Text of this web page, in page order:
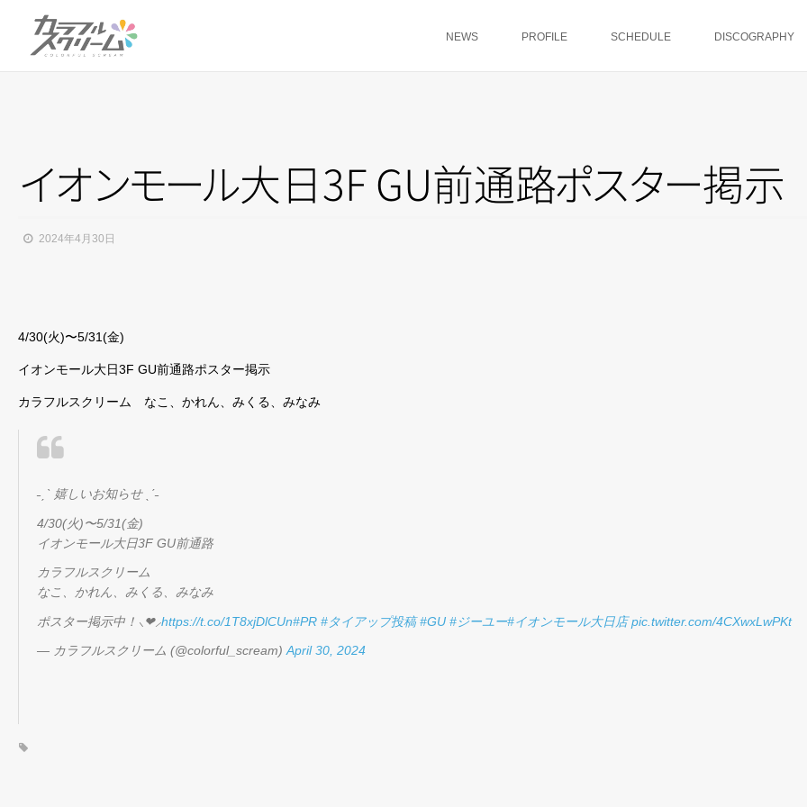
NEWS PROFILE SCHEDULE DISCOGRAPHY
イオンモール大日3F GU前通路ポスター掲示
2024年4月30日
4/30(火)〜5/31(金)
イオンモール大日3F GU前通路ポスター掲示
カラフルスクリーム なこ、かれん、みくる、みなみ
˗ˏˋ 嬉しいお知らせ ˎˊ˗
4/30(火)〜5/31(金)
イオンモール大日3F GU前通路
カラフルスクリーム
なこ、かれん、みくる、みなみ
ポスター掲示中！⸜❤︎⸝https://t.co/1T8xjDlCUn#PR #タイアップ投稿 #GU #ジーユー#イオンモール大日店 pic.twitter.com/4CXwxLwPKt
— カラフルスクリーム (@colorful_scream) April 30, 2024